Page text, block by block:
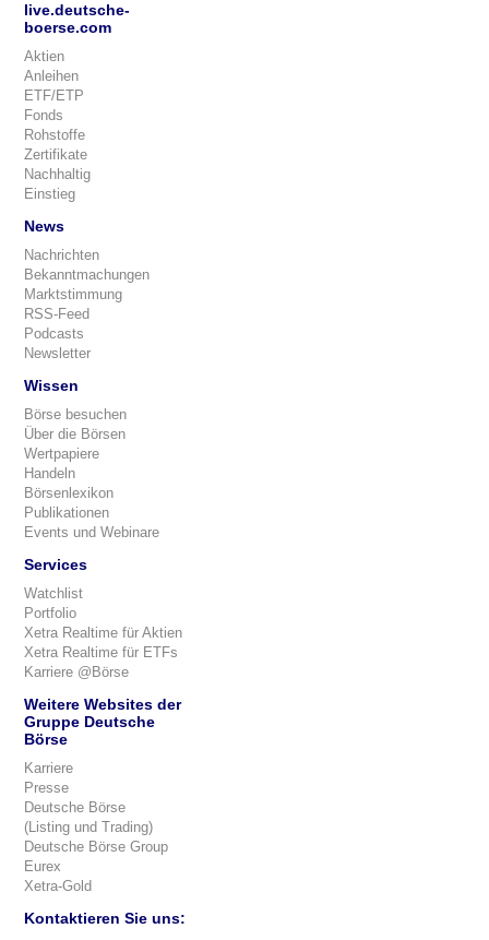
live.deutsche-
boerse.com
Aktien
Anleihen
ETF/ETP
Fonds
Rohstoffe
Zertifikate
Nachhaltig
Einstieg
News
Nachrichten
Bekanntmachungen
Marktstimmung
RSS-Feed
Podcasts
Newsletter
Wissen
Börse besuchen
Über die Börsen
Wertpapiere
Handeln
Börsenlexikon
Publikationen
Events und Webinare
Services
Watchlist
Portfolio
Xetra Realtime für Aktien
Xetra Realtime für ETFs
Karriere @Börse
Weitere Websites der
Gruppe Deutsche
Börse
Karriere
Presse
Deutsche Börse
(Listing und Trading)
Deutsche Börse Group
Eurex
Xetra-Gold
Kontaktieren Sie uns: